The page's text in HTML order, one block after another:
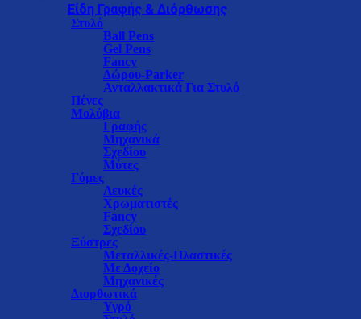
Είδη Γραφής & Διόρθωσης
Στυλό
Ball Pens
Gel Pens
Fancy
Δώρου-Parker
Ανταλλακτικά Για Στυλό
Πένες
Μολύβια
Γραφής
Μηχανικά
Σχεδίου
Μύτες
Γόμες
Λευκές
Χρωματιστές
Fancy
Σχεδίου
Ξύστρες
Μεταλλικές-Πλαστικές
Με Δοχείο
Μηχανικές
Διορθωτικά
Υγρό